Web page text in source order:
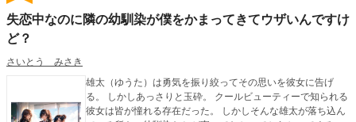
を知らないまま、最も親密で甘い日常を謳歌している。 幼馴染たちは碧の「椎
崎」としての姿を尊敬し、美波に至っては碧の声が「椎崎」の声に似ていると感
づき始める。この甘くも危険な関係は、一つの些細なきっかけで秘密が交錯した
失恋中なのに隣の幼馴染が僕をかまってきてウザいんですけ
ど？
さいとう みさき
雄太（ゆうた）は勇気を振り絞ってその思いを彼女に告げ
る。 しかしあっさりと玉砕。 クールビューティーで知られる
彼女は皆が憧れる存在だった。 しかしそんな雄太が落ち込ん